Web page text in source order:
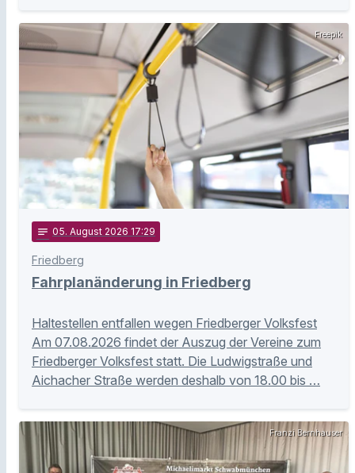
Freepik
notes 05. August 2026 17:29
Friedberg
Fahrplanänderung in Friedberg
Haltestellen entfallen wegen Friedberger Volksfest
Am 07.08.2026 findet der Auszug der Vereine zum
Friedberger Volksfest statt. Die Ludwigstraße und
Aichacher Straße werden deshalb von 18.00 bis …
Franzi Bernhauser